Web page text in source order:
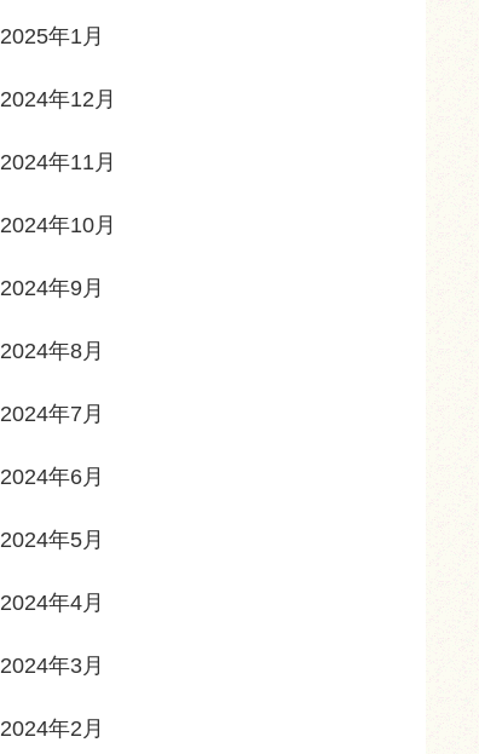
2025年1月
2024年12月
2024年11月
2024年10月
2024年9月
2024年8月
2024年7月
2024年6月
2024年5月
2024年4月
2024年3月
2024年2月